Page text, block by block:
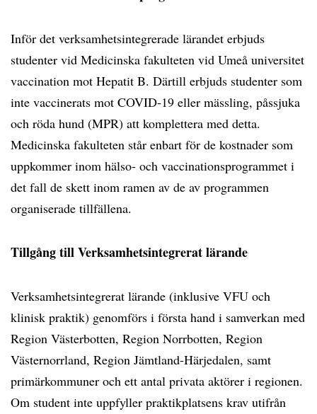
Inför det verksamhetsintegrerade lärandet erbjuds
studenter vid Medicinska fakulteten vid Umeå universitet
vaccination mot Hepatit B. Därtill erbjuds studenter som
inte vaccinerats mot COVID-19 eller mässling, påssjuka
och röda hund (MPR) att komplettera med detta.
Medicinska fakulteten står enbart för de kostnader som
uppkommer inom hälso- och vaccinationsprogrammet i
det fall de skett inom ramen av de av programmen
organiserade tillfällena.
Tillgång till Verksamhetsintegrerat lärande
Verksamhetsintegrerat lärande (inklusive VFU och
klinisk praktik) genomförs i första hand i samverkan med
Region Västerbotten, Region Norrbotten, Region
Västernorrland, Region Jämtland-Härjedalen, samt
primärkommuner och ett antal privata aktörer i regionen.
Om student inte uppfyller praktikplatsens krav utifrån